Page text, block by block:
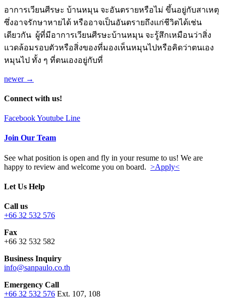
อาการเวียนศีรษะ บ้านหมุน จะอันตรายหรือไม่ ขึ้นอยู่กับสาเหตุ
ซึ่งอาจรักษาหายได้ หรืออาจเป็นอันตรายถึงแก่ชีวิตได้เช่น
เดียวกัน ผู้ที่มีอาการเวียนศีรษะบ้านหมุน จะรู้สึกเหมือนว่าสิ่ง
แวดล้อมรอบตัวหรือสิ่งของที่มองเห็นหมุนไปหรือคิดว่าตนเอง
หมุนไป ทั้ง ๆ ที่ตนเองอยู่กับที่
newer →
Connect with us!
FacebookYoutube Line
Join Our Team
See what position is open and fly in your resume to us! We are
happy to review and welcome you on board. >Apply<
Let Us Help
Call us
+66 32 532 576
Fax
+66 32 532 582
Business Inquiry
info@sanpaulo.co.th
Emergency Call
+66 32 532 576 Ext. 107, 108